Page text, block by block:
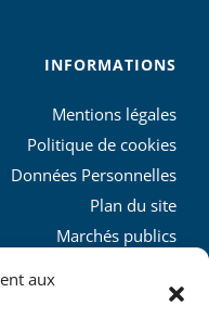
aux
INFORMATIONS
Mentions légales
Politique de cookies
Données Personnelles
Plan du site
Marchés publics
L’agglo recrute